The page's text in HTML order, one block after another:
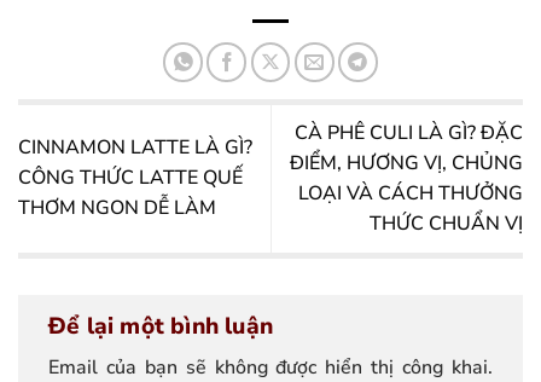
CINNAMON LATTE LÀ GÌ?
CÔNG THỨC LATTE QUẾ
THƠM NGON DỄ LÀM
CÀ PHÊ CULI LÀ GÌ? ĐẶC
ĐIỂM, HƯƠNG VỊ, CHỦNG
LOẠI VÀ CÁCH THƯỞNG
THỨC CHUẨN VỊ
Để lại một bình luận
Email của bạn sẽ không được hiển thị công khai.